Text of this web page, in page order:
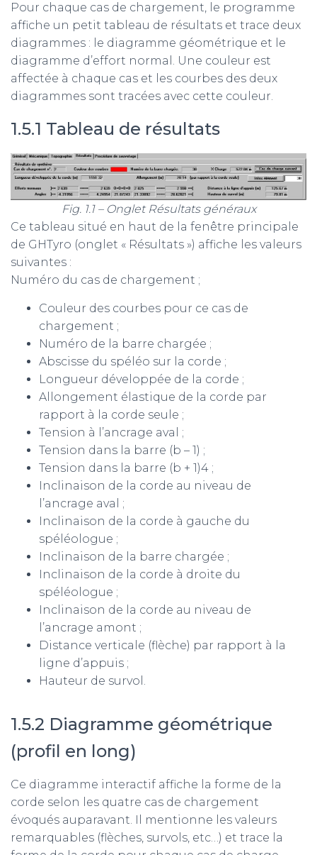
Pour chaque cas de chargement, le programme
affiche un petit tableau de résultats et trace deux
diagrammes : le diagramme géométrique et le
diagramme d’effort normal. Une couleur est
affectée à chaque cas et les courbes des deux
diagrammes sont tracées avec cette couleur.
1.5.1 Tableau de résultats
Fig. 1.1 – Onglet Résultats généraux
Ce tableau situé en haut de la fenêtre principale
de GHTyro (onglet « Résultats ») affiche les valeurs
suivantes :
Numéro du cas de chargement ;
Couleur des courbes pour ce cas de
chargement ;
Numéro de la barre chargée ;
Abscisse du spéléo sur la corde ;
Longueur développée de la corde ;
Allongement élastique de la corde par
rapport à la corde seule ;
Tension à l’ancrage aval ;
Tension dans la barre (b – 1) ;
Tension dans la barre (b + 1)4 ;
Inclinaison de la corde au niveau de
l’ancrage aval ;
Inclinaison de la corde à gauche du
spéléologue ;
Inclinaison de la barre chargée ;
Inclinaison de la corde à droite du
spéléologue ;
Inclinaison de la corde au niveau de
l’ancrage amont ;
Distance verticale (flèche) par rapport à la
ligne d’appuis ;
Hauteur de survol.
1.5.2 Diagramme géométrique
(profil en long)
Ce diagramme interactif affiche la forme de la
corde selon les quatre cas de chargement
évoqués auparavant. Il mentionne les valeurs
remarquables (flèches, survols, etc…) et trace la